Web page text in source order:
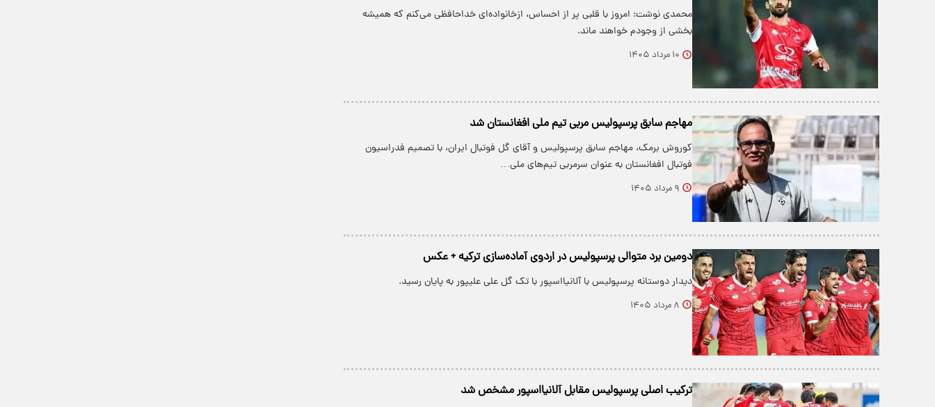
محمدی نوشت: امروز با قلبی پر از احساس، ازخانواده‌ای خداحافظی می‌کنم که همیشه
بخشی از وجودم خواهند ماند.
۱۰ مرداد ۱۴۰۵
مهاجم سابق پرسپولیس مربی تیم ملی افغانستان شد
کوروش برمک، مهاجم سابق پرسپولیس و آقای گل فوتبال ایران، با تصمیم فدراسیون
فوتبال افغانستان به عنوان سرمربی تیم‌های ملی…
۹ مرداد ۱۴۰۵
دومین برد متوالی پرسپولیس در اردوی آماده‌سازی ترکیه + عکس
دیدار دوستانه پرسپولیس با آلانیااسپور با تک گل علی علیپور به پایان رسید.
۸ مرداد ۱۴۰۵
ترکیب اصلی پرسپولیس مقابل آلانیااسپور مشخص شد